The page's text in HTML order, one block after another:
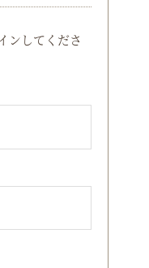
ンしてくださ